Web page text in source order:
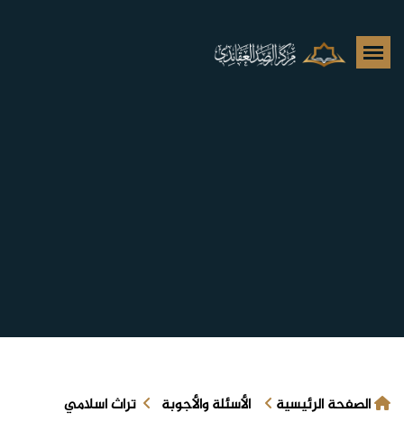
الصفحة الرئيسية الأسئلة والأجوبة تراث اسلامي